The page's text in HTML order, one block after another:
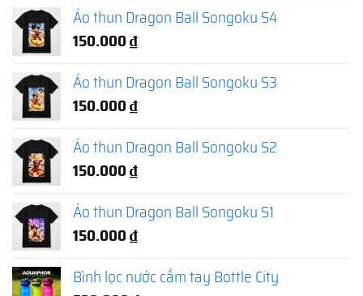
Áo thun Dragon Ball Songoku S4
150.000₫
Áo thun Dragon Ball Songoku S3
150.000₫
Áo thun Dragon Ball Songoku S2
150.000₫
Áo thun Dragon Ball Songoku S1
150.000₫
Bình lọc nước cầm tay Bottle City